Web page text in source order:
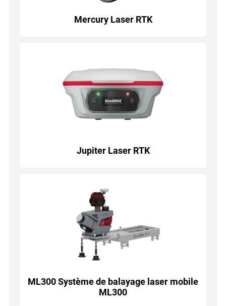
Mercury Laser RTK
Jupiter Laser RTK
ML300 Système de balayage laser mobile
ML300